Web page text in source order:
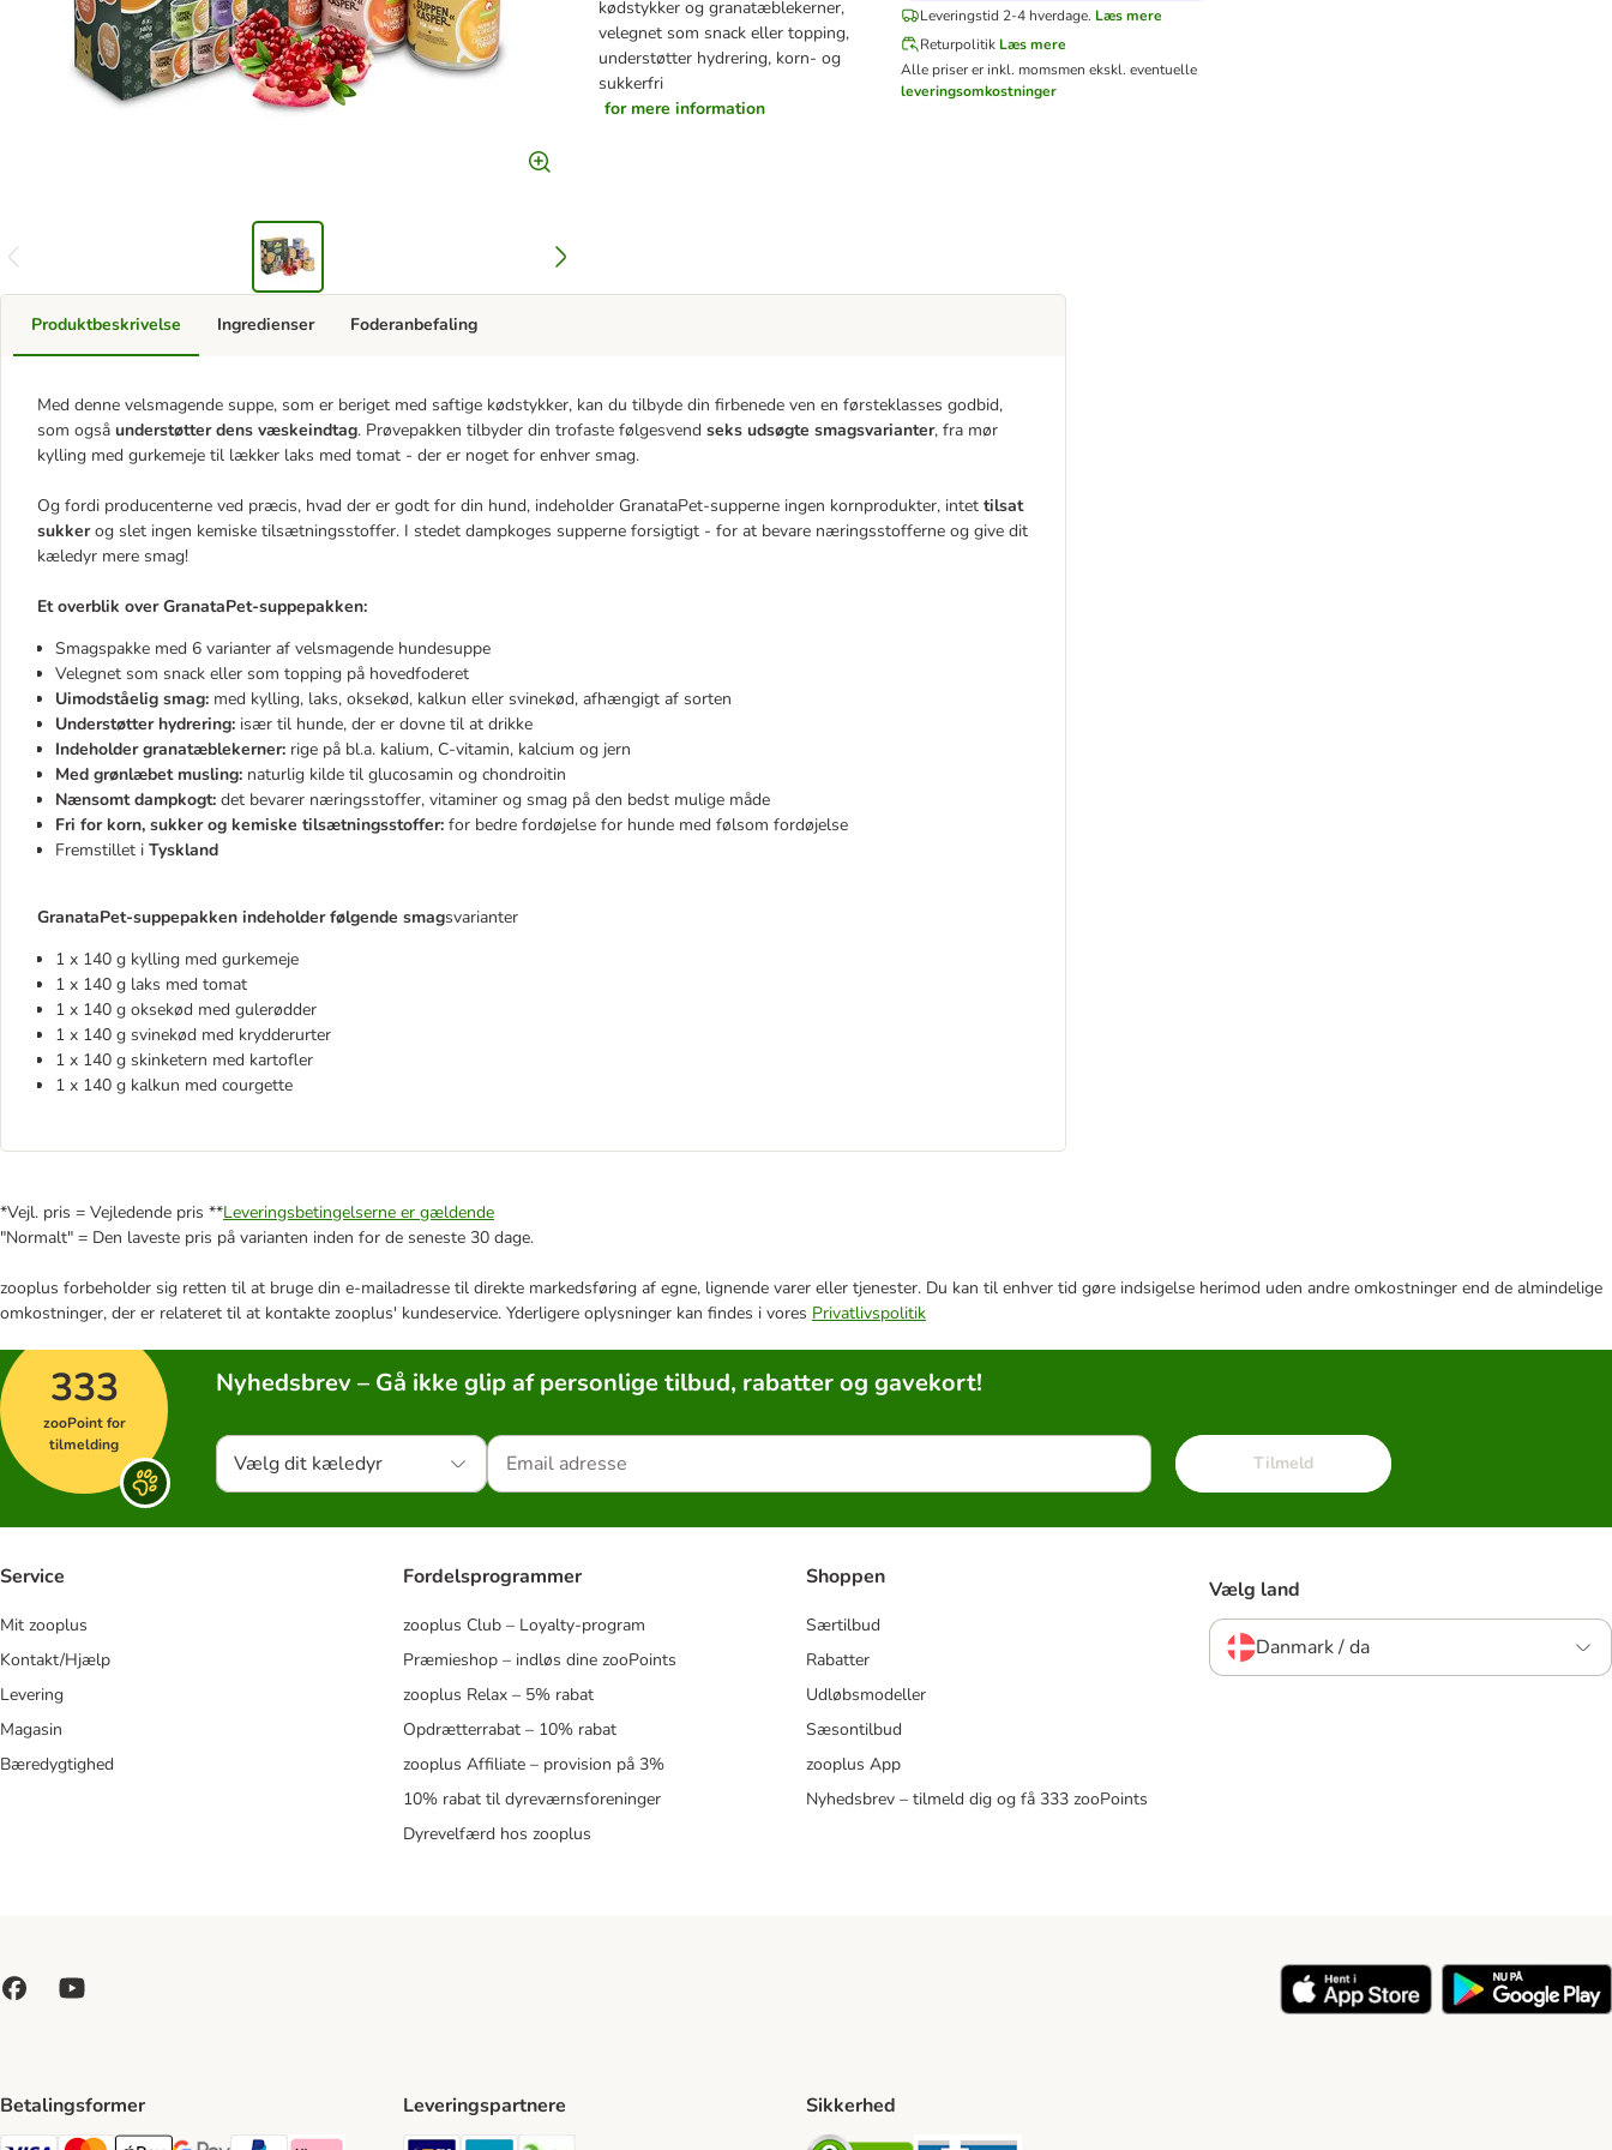
kødstykker og granatæblekerner,
velegnet som snack eller topping,
understøtter hydrering, korn- og
sukkerfri
for mere information
Leveringstid 2-4 hverdage. Læs mere
Returpolitik Læs mere
Alle priser er inkl. momsmen ekskl. eventuelle
leveringsomkostninger
Produktbeskrivelse
Med denne velsmagende suppe, som er beriget med saftige kødstykker, kan du tilbyde din firbenede ven en førsteklasses godbid,
som også understøtter dens væskeindtag. Prøvepakken tilbyder din trofaste følgesvend seks udsøgte smagsvarianter, fra mør
kylling med gurkemeje til lækker laks med tomat - der er noget for enhver smag.
Og fordi producenterne ved præcis, hvad der er godt for din hund, indeholder GranataPet-supperne ingen kornprodukter, intet tilsat
sukkerog slet ingen kemiske tilsætningsstoffer. I stedet dampkoges supperne forsigtigt - for at bevare næringsstofferne og give dit
kæledyr mere smag!
Et overblik over GranataPet-suppepakken:
Smagspakke med 6 varianter af velsmagende hundesuppe
Velegnet som snack eller som topping på hovedfoderet
Uimodståelig smag: med kylling, laks, oksekød, kalkun eller svinekød, afhængigt af sorten
Understøtter hydrering: især til hunde, der er dovne til at drikke
Indeholder granatæblekerner: rige på bl.a. kalium, C-vitamin, kalcium og jern
Med grønlæbet musling: naturlig kilde til glucosamin og chondroitin
Nænsomt dampkogt: det bevarer næringsstoffer, vitaminer og smag på den bedst mulige måde
Fri for korn, sukker og kemiske tilsætningsstoffer: for bedre fordøjelse for hunde med følsom fordøjelse
Fremstillet i Tyskland
GranataPet-suppepakken indeholder følgende smagsvarianter
1 x 140 g kylling med gurkemeje
1 x 140 g laks med tomat
1 x 140 g oksekød med gulerødder
1 x 140 g svinekød med krydderurter
1 x 140 g skinketern med kartofler
1 x 140 g kalkun med courgette
Ingredienser Foderanbefaling
*Vejl. pris = Vejledende pris **Leveringsbetingelserne er gældende
"Normalt" = Den laveste pris på varianten inden for de seneste 30 dage.
zooplus forbeholder sig retten til at bruge din e-mailadresse til direkte markedsføring af egne, lignende varer eller tjenester. Du kan til enhver tid gøre indsigelse herimod uden andre omkostninger end de almindelige
omkostninger, der er relateret til at kontakte zooplus' kundeservice. Yderligere oplysninger kan findes i vores Privatlivspolitik
333
zooPoint for
tilmelding
Nyhedsbrev – Gå ikke glip af personlige tilbud, rabatter og gavekort!
Vælg dit kæledyr Tilmeld
Service
Mit zooplus
Kontakt/Hjælp
Levering
Magasin
Bæredygtighed
Fordelsprogrammer
zooplus Club – Loyalty-program
Præmieshop – indløs dine zooPoints
zooplus Relax – 5% rabat
Opdrætterrabat – 10% rabat
zooplus Affiliate – provision på 3%
10% rabat til dyreværnsforeninger
Dyrevelfærd hos zooplus
Shoppen
Særtilbud
Rabatter
Udløbsmodeller
Sæsontilbud
zooplus App
Nyhedsbrev – tilmeld dig og få 333 zooPoints
Vælg land
Danmark / da
Betalingsformer Leveringspartnere Sikkerhed